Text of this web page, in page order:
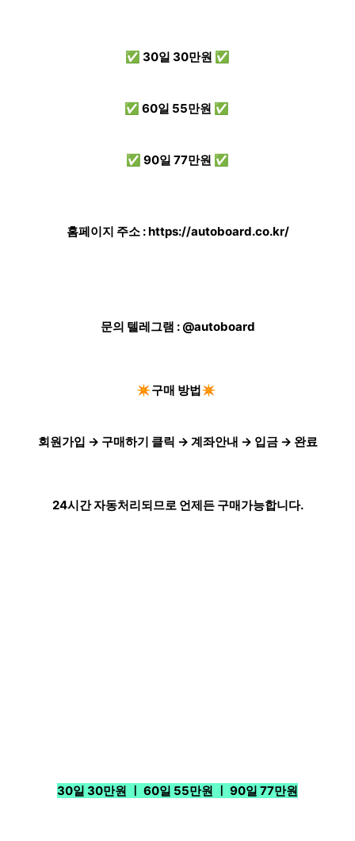
✅ 30일 30만원 ✅
✅ 60일 55만원 ✅
✅ 90일 77만원 ✅
홈페이지 주소 :https://autoboard.co.kr/
문의 텔레그램 : @autoboard
✴️구매 방법✴️
회원가입 → 구매하기 클릭 → 계좌안내 → 입금 → 완료
24시간 자동처리되므로 언제든 구매가능합니다.
30일 30만원 ㅣ 60일 55만원 ㅣ 90일 77만원